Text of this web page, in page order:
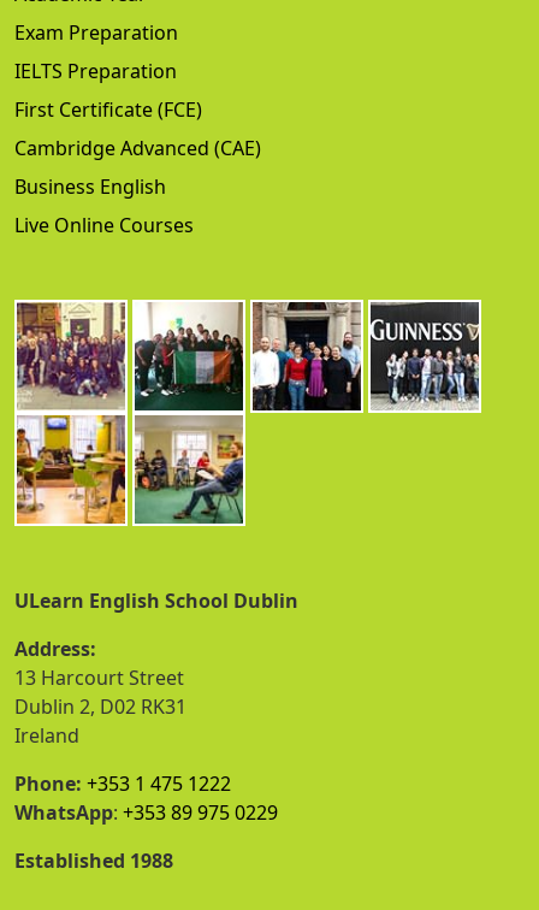
Exam Preparation
IELTS Preparation
First Certificate (FCE)
Cambridge Advanced (CAE)
Business English
Live Online Courses
ULearn English School Dublin
Address:
13 Harcourt Street
Dublin 2, D02 RK31
Ireland
Phone: +353 1 475 1222
WhatsApp: +353 89 975 0229
Established 1988